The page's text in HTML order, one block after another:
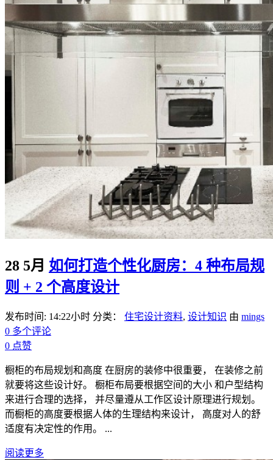
28 5月 如何打造个性化厨房：4 种布局规
则 + 2 个高度设计
发布时间: 14:22小时 分类： 住宅设计资料, 设计知识 由 mings
0 多个评论
0 点赞
橱柜的布局规划和高度 在厨房的装修中很重要， 在装修之前
就要将这些设计好。 橱柜布局要根据空间的大小 和户型结构
来进行合理的选择， 并尽量遵从工作区设计原理进行规划。
而橱柜的高度要根据人体的生理结构来设计， 高度对人的舒
适度有决定性的作用。 ...
阅读更多